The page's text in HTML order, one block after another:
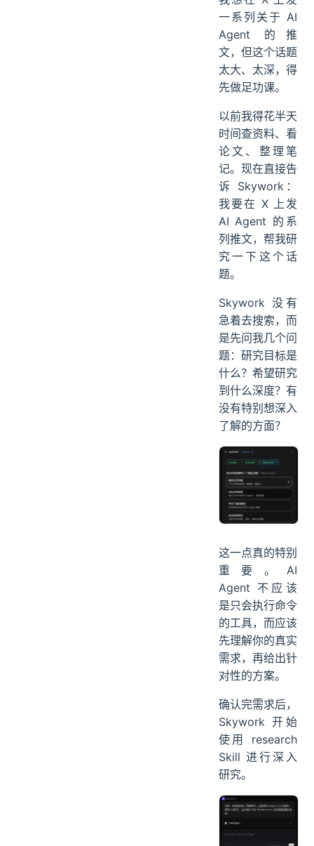
一系列关于 AI
Agent 的推
文，但这个话题
太大、太深，得
先做足功课。
以前我得花半天
时间查资料、看
论文、整理笔
记。现在直接告
诉 Skywork：
我要在 X 上发
AI Agent 的系
列推文，帮我研
究一下这个话
题。
Skywork 没有
急着去搜索，而
是先问我几个问
题：研究目标是
什么？希望研究
到什么深度？有
没有特别想深入
了解的方面？
这一点真的特别
重要。AI
Agent 不应该
是只会执行命令
的工具，而应该
先理解你的真实
需求，再给出针
对性的方案。
确认完需求后，
Skywork 开始
使用 research
Skill 进行深入
研究。